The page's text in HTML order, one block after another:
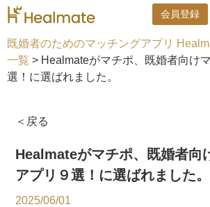
会員登録
既婚者のためのマッチングアプリ
一覧 > Healmateがマチポ、既婚者向け
選！に選ばれました。
＜戻る
Healmateがマチポ、既婚者向
アプリ９選！に選ばれました。
2025/06/01